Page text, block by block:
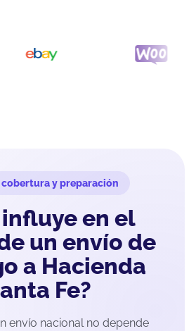
cobertura y preparación
influye en el
un envío de
a Hacienda
Fe?
envío nacional no depende